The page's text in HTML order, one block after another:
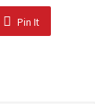
Pin It